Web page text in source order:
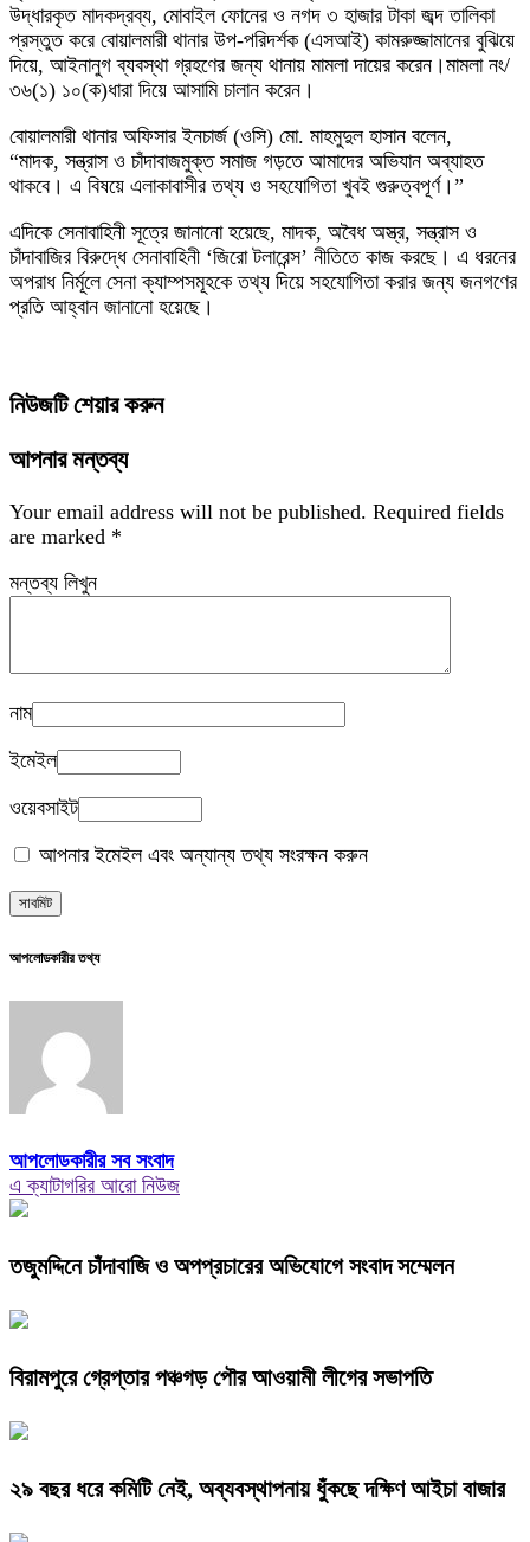
উদ্ধারকৃত মাদকদ্রব্য, মোবাইল ফোনের ও নগদ ৩ হাজার টাকা জব্দ তালিকা
প্রস্তুত করে বোয়ালমারী থানার উপ-পরিদর্শক (এসআই) কামরুজ্জামানের বুঝিয়ে
দিয়ে, আইনানুগ ব্যবস্থা গ্রহণের জন্য থানায় মামলা দায়ের করেন।মামলা নং/
৩৬(১) ১০(ক)ধারা দিয়ে আসামি চালান করেন।
বোয়ালমারী থানার অফিসার ইনচার্জ (ওসি) মো. মাহমুদুল হাসান বলেন,
“মাদক, সন্ত্রাস ও চাঁদাবাজমুক্ত সমাজ গড়তে আমাদের অভিযান অব্যাহত
থাকবে। এ বিষয়ে এলাকাবাসীর তথ্য ও সহযোগিতা খুবই গুরুত্বপূর্ণ।”
এদিকে সেনাবাহিনী সূত্রে জানানো হয়েছে, মাদক, অবৈধ অস্ত্র, সন্ত্রাস ও
চাঁদাবাজির বিরুদ্ধে সেনাবাহিনী ‘জিরো টলারেন্স’ নীতিতে কাজ করছে। এ ধরনের
অপরাধ নির্মূলে সেনা ক্যাম্পসমূহকে তথ্য দিয়ে সহযোগিতা করার জন্য জনগণের
প্রতি আহ্বান জানানো হয়েছে।
নিউজটি শেয়ার করুন
আপনার মন্তব্য
Your email address will not be published. Required fields
are marked *
মন্তব্য লিখুন
নাম
ইমেইল
ওয়েবসাইট
আপনার ইমেইল এবং অন্যান্য তথ্য সংরক্ষন করুন
আপলোডকারীর তথ্য
আপলোডকারীর সব সংবাদ
এ ক্যাটাগরির আরো নিউজ
তজুমদ্দিনে চাঁদাবাজি ও অপপ্রচারের অভিযোগে সংবাদ সম্মেলন
বিরামপুরে গ্রেপ্তার পঞ্চগড় পৌর আওয়ামী লীগের সভাপতি
২৯ বছর ধরে কমিটি নেই, অব্যবস্থাপনায় ধুঁকছে দক্ষিণ আইচা বাজার